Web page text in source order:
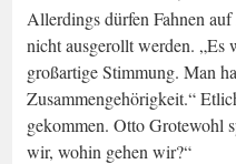
Allerdings dürfen Fahnen
nicht ausgerollt werden.
großartige Stimmung. Man
Zusammengehörigkeit.“
gekommen. Otto Grotewohl
wir, wohin gehen wir?“